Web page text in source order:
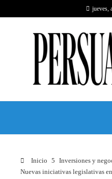
jueves,
Inicio
Inversiones y
Nuevas iniciativas legislativas